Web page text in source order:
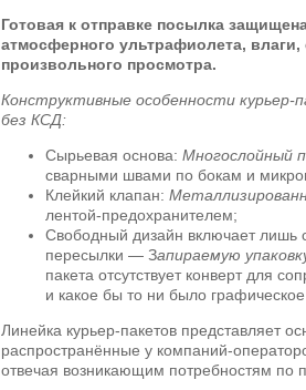
Готовая к отправке посылка
атмосферного ультрафиолета, влаги,
произвольного просмотра.
Конструктивные особенности
без КСД:
Сырьевая основа: Многослойный
сварными швами по бокам и
Клейкий клапан:
лентой-предохранителем;
Свободный дизайн включает лишь
пересылки — Запираемую
пакета отсутствует конверт для
и какое бы то ни было
Линейка курьер-пакетов представляет
распространённые у компаний-
отвечая возникающим потребностям по